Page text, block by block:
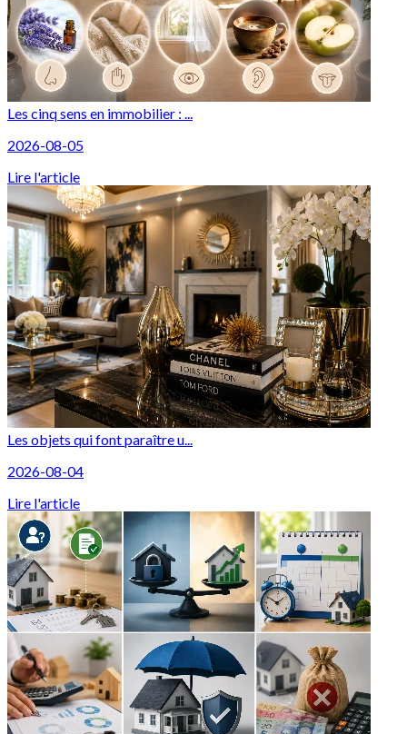
Les cinq sens en immobilier : ...
2026-08-05
Lire l'article
Les objets qui font paraître u...
2026-08-04
Lire l'article